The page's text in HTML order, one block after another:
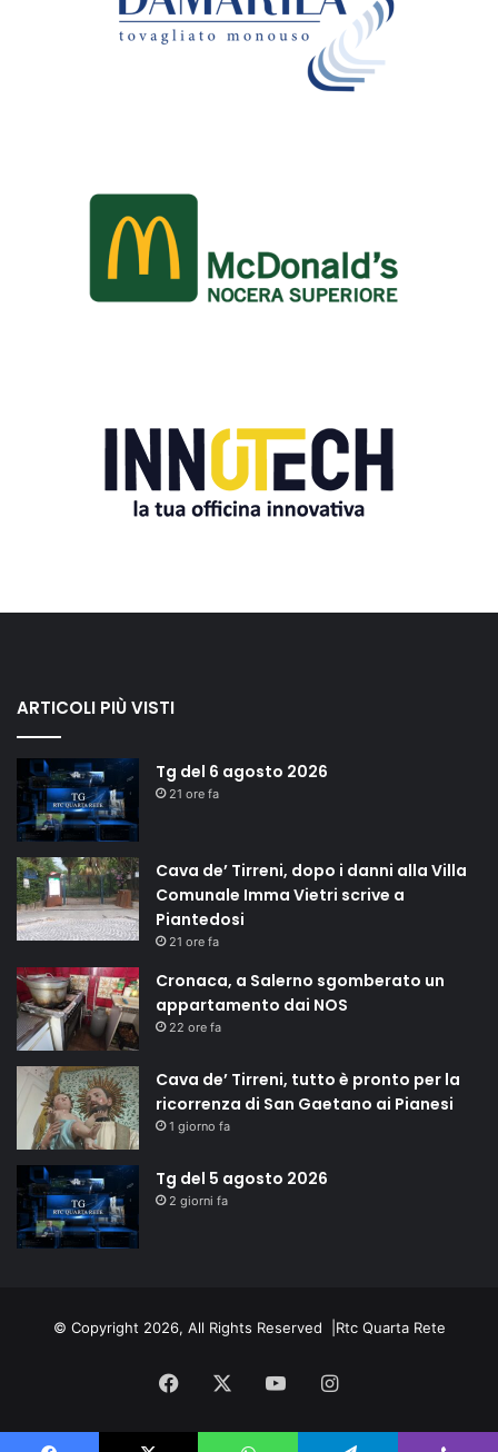
ARTICOLI PIÙ VISTI
Tg del 6 agosto 2026
21 ore fa
Cava de’ Tirreni, dopo i danni alla Villa
Comunale Imma Vietri scrive a
Piantedosi
21 ore fa
Cronaca, a Salerno sgomberato un
appartamento dai NOS
22 ore fa
Cava de’ Tirreni, tutto è pronto per la
ricorrenza di San Gaetano ai Pianesi
1 giorno fa
Tg del 5 agosto 2026
2 giorni fa
© Copyright 2026, All Rights Reserved | Rtc Quarta Rete
Facebook You
Tube
Instagram